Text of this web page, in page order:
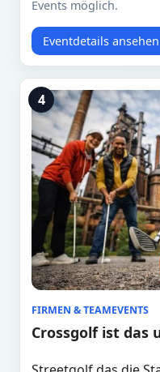
Events möglich.
Eventdetails ansehen
4
FIRMEN & TEAMEVENTS
Crossgolf ist das